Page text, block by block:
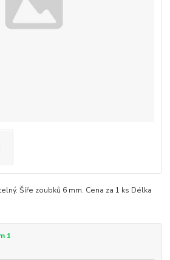
Šíře zoubků 6 mm. Cena za 1 ks Délka
1